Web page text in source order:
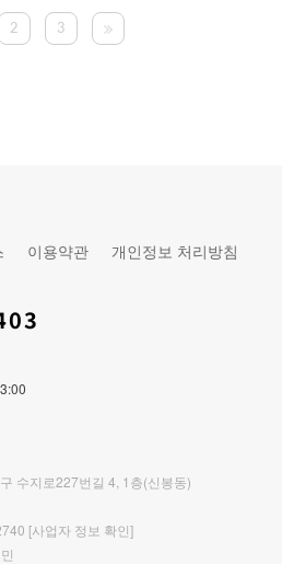
2 3
이용약관 개인정보 처리방침
수지로227번길 4, 1층(신봉동)
[사업자 정보 확인]